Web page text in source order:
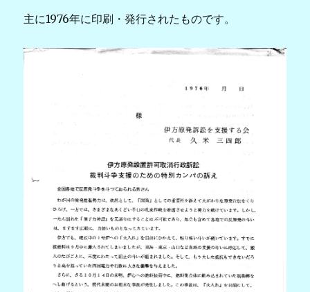
主に1976年に印刷・発行されたものです。